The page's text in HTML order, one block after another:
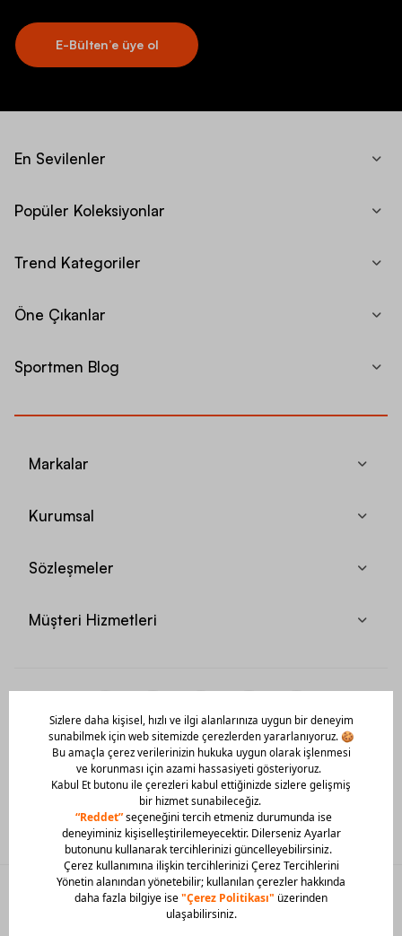
E-Bülten’e üye ol
En Sevilenler
Popüler Koleksiyonlar
Trend Kategoriler
Öne Çıkanlar
Sportmen Blog
Markalar
Kurumsal
Sözleşmeler
Müşteri Hizmetleri
Mobil Uygulamamızı Hemen İndir!